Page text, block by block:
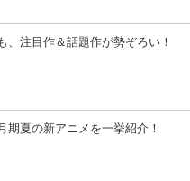
、注目作＆話題作が勢ぞろい！
期夏の新アニメを一挙紹介！